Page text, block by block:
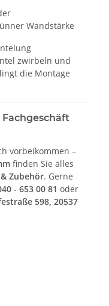
Wandstärke
zwirbeln und
die Montage
Fachgeschäft
vorbeikommen –
finden Sie alles
Zubehör. Gerne
- 653 00 81 oder
598, 20537